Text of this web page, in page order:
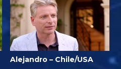
Alejandro – Chile/USA